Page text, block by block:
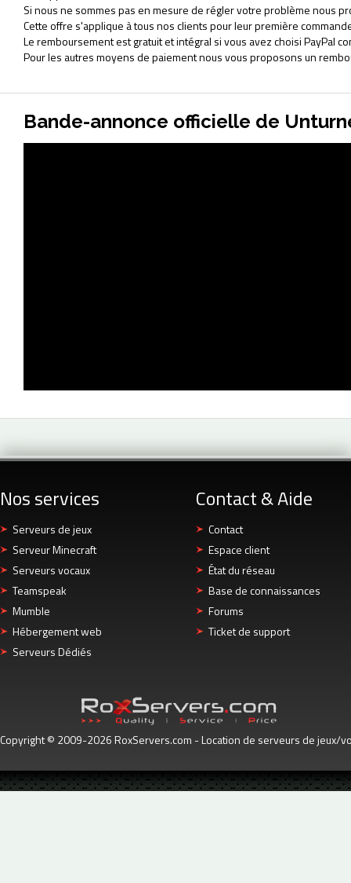
Si nous ne sommes pas en mesure de régler votre problème nous
Cette offre s'applique à tous nos clients pour leur première
Le remboursement est gratuit et intégral si vous avez choisi PayPal
Pour les autres moyens de paiement nous vous proposons un
Bande-annonce officielle de
Nos services
Serveurs de jeux
Serveur Minecraft
Serveurs vocaux
Teamspeak
Mumble
Hébergement web
Serveurs Dédiés
Contact & Aide
Contact
Espace client
État du réseau
Base de connaissances
Forums
Ticket de support
Copyright © 2009-2026 RoxServers.com - Location de serveurs de jeux/